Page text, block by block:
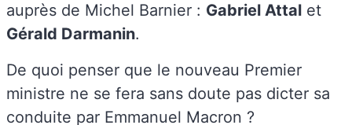
auprès de Michel Barnier : Gabriel Attal et
Gérald Darmanin.
De quoi penser que le nouveau Premier
ministre ne se fera sans doute pas dicter sa
conduite par Emmanuel Macron ?